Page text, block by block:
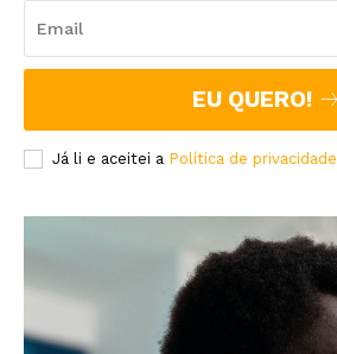
EU QUERO!
Já li e aceitei a Política de privacidade